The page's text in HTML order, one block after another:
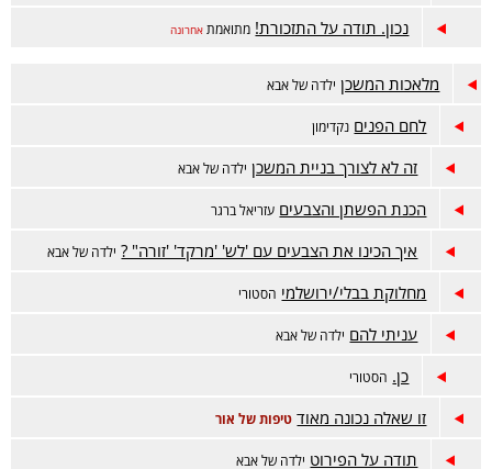
נכון. תודה על התזכורת! מתואמת אחרונה
מלאכות המשכן ילדה של אבא
לחם הפנים נקדימון
זה לא לצורך בניית המשכן ילדה של אבא
הכנת הפשתן והצבעים עזריאל ברגר
איך הכינו את הצבעים עם 'לש' 'מרקד' 'זורה" ? ילדה של אבא
מחלוקת בבלי/ירושלמי הסטורי
עניתי להם ילדה של אבא
כן. הסטורי
זו שאלה נכונה מאוד טיפות של אור
תודה על הפירוט ילדה של אבא